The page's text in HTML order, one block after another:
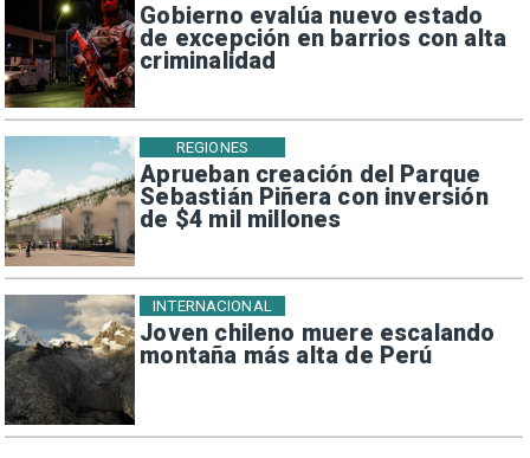
Gobierno evalúa nuevo estado
de excepción en barrios con alta
criminalidad
Aprueban creación del Parque
Sebastián Piñera con inversión
de $4 mil millones
REGIONES
Joven chileno muere escalando
montaña más alta de Perú
INTERNACIONAL